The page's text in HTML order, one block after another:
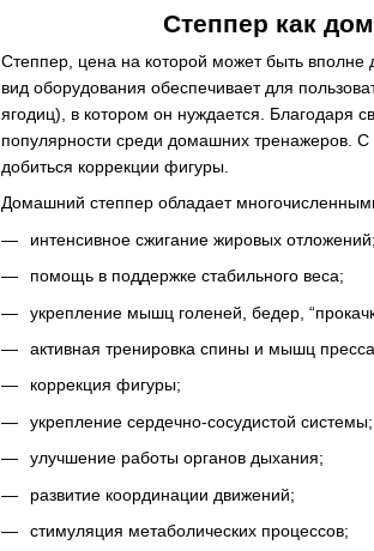
Степпер как
Степпер, цена на которой может быть
вид оборудования обеспечивает для
ягодиц), в котором он нуждается. Благодаря
популярности среди домашних тренажеров.
добиться коррекции фигуры.
Домашний степпер обладает
интенсивное сжигание жировых отложений;
помощь в поддержке стабильного веса;
укрепление мышц голеней, бедер,
активная тренировка спины и мышц
коррекция фигуры;
укрепление сердечно-сосудистой системы;
улучшение работы органов дыхания;
развитие координации движений;
стимуляция метаболических процессов;